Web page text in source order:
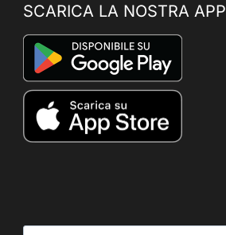
SCARICA LA NOSTRA APP